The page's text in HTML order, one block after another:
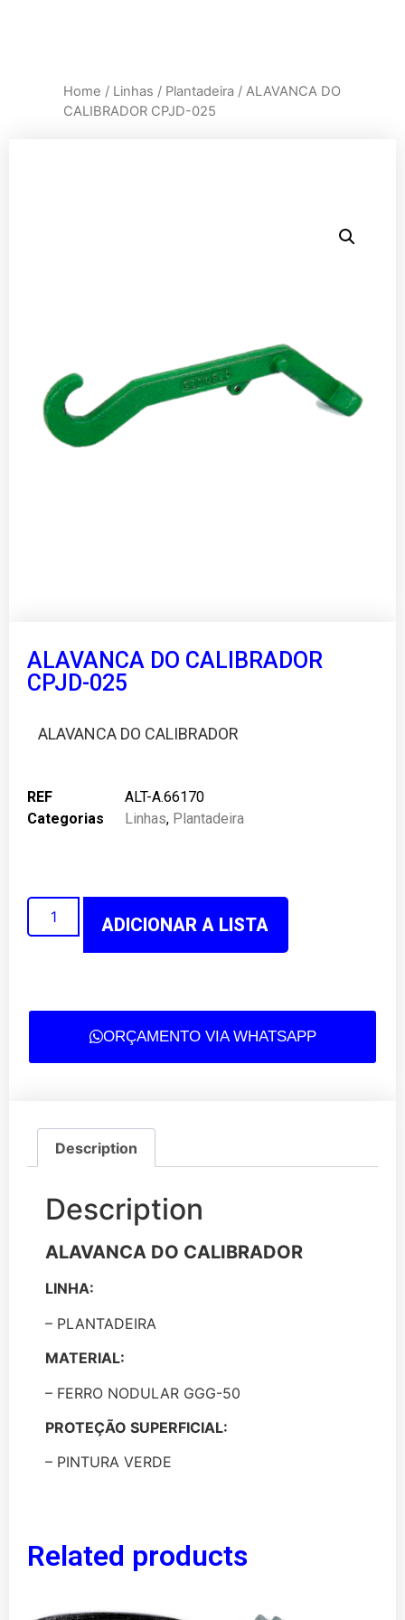
Home / Linhas / Plantadeira / ALAVANCA DO
CALIBRADOR CPJD-025
ALAVANCA DO CALIBRADOR
CPJD-025
ALAVANCA DO CALIBRADOR
REF
ALT-A.66170
Categorias
Linhas, Plantadeira
ADICIONAR A LISTA
ORÇAMENTO VIA WHATSAPP
Description
Description
ALAVANCA DO CALIBRADOR
LINHA:
– PLANTADEIRA
MATERIAL:
– FERRO NODULAR GGG-50
PROTEÇÃO SUPERFICIAL:
– PINTURA VERDE
Related products